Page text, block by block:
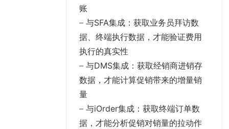
账
– 与SFA集成 ：获取业务员拜访数
据、终端执行数据，才能验证费用
执行的真实性
– 与DMS集成 ：获取经销商进销存
数据，才能计算促销带来的增量销
量
– 与iOrder集成 ：获取终端订单数
据，才能分析促销对销量的拉动作